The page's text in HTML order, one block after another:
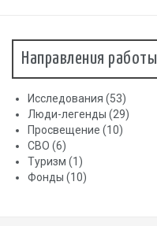
Направления работы
Исследования (53)
Люди-легенды (29)
Просвещение (10)
СВО (6)
Туризм (1)
Фонды (10)